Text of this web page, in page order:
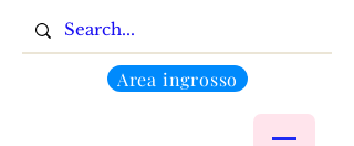
Area ingrosso